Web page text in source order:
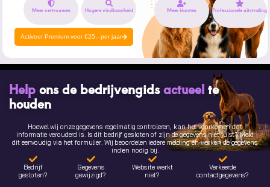
Meer vertrouwen Hogere vindbaarheid Meer klanten Professionele uitstraling
Activeer Premium voor €25,- per jaar
Help ons de bedrijvengidsactueelte
houden
Hoewel wij onze gegevens regelmatig controleren, kan het voorkomen dat
informatie verouderd is. Is dit bedrijf gesloten of zijn de gegevens niet juist? Meld
dit eenvoudig via het formulier. Wij beoordelen iedere melding en werken de gegevens
indien nodig bij.
Bedrijf
gesloten?
Gegevens
gewijzigd?
Website werkt
niet?
Verkeerde
contactgegevens?